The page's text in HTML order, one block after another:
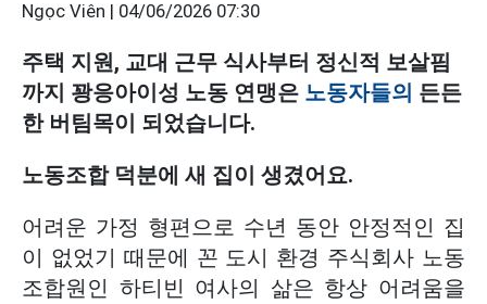
Ngọc Viên | 04/06/2026 07:30
주택 지원, 교대 근무 식사부터 정신적 보살핌
까지 꽝응아이성 노동 연맹은 노동자들의 든든
한 버팀목이 되었습니다.
노동조합 덕분에 새 집이 생겼어요.
어려운 가정 형편으로 수년 동안 안정적인 집
이 없었기 때문에 꼰 도시 환경 주식회사 노동
조합원인 하티빈 여사의 삶은 항상 어려움을